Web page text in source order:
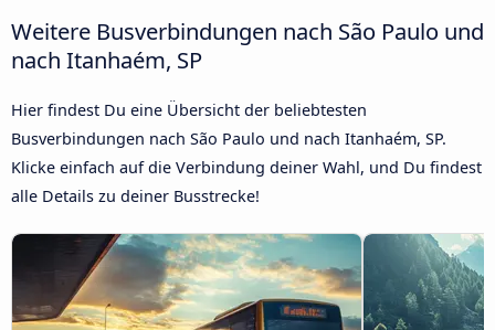
Weitere Busverbindungen nach São Paulo und
nach Itanhaém, SP
Hier findest Du eine Übersicht der beliebtesten
Busverbindungen nach São Paulo und nach Itanhaém, SP.
Klicke einfach auf die Verbindung deiner Wahl, und Du findest
alle Details zu deiner Busstrecke!